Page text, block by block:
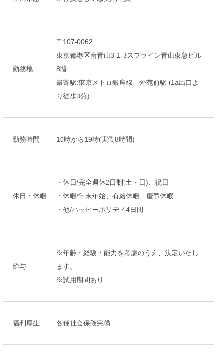
勤務地
〒107-0062
東京都港区南青山3-1-3スプライン青山東急ビル
8階
最寄駅:東京メトロ銀座線 外苑前駅 (1a出口よ
り徒歩3分)
勤務時間 10時から19時(実働8時間)
休日・休暇
・休日/完全週休2日制(土・日)、祝日
・休暇/年末年始、有給休暇、慶弔休暇
・他/ハッピーホリデイ4日間
給与
※年齢・経験・能力を考慮のうえ、決定いたし
ます。
※試用期間あり
福利厚生 各種社会保険完備